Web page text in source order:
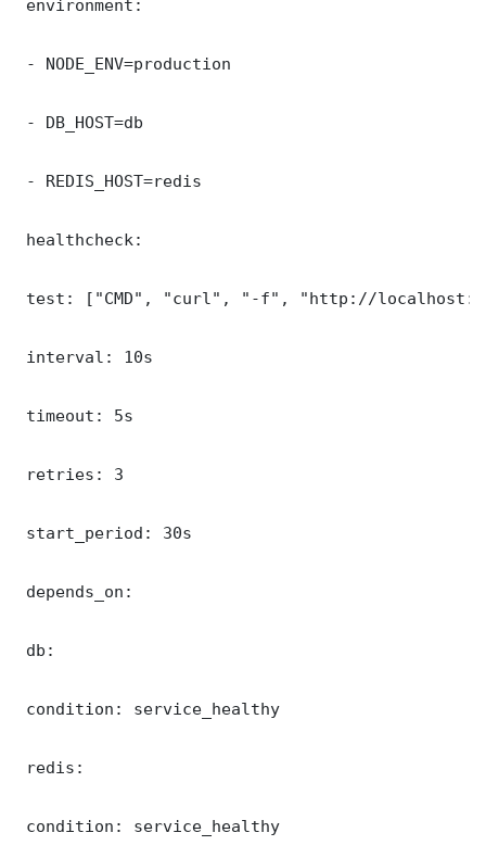
environment:
- NODE_ENV=production
- DB_HOST=db
- REDIS_HOST=redis
healthcheck:
test: ["CMD", "curl", "-f", "http://
interval: 10s
timeout: 5s
retries: 3
start_period: 30s
depends_on:
db:
condition: service_healthy
redis:
condition: service_healthy